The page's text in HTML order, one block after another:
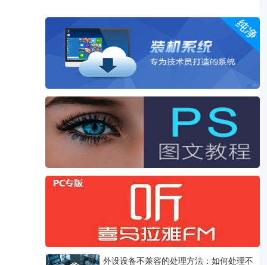
外设设备不兼容的处理方法：如何处理不